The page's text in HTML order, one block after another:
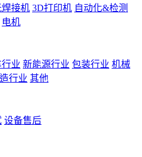
接机 3D打印机 自动化&检测
电机
业 新能源行业 包装行业 机械
行业 其他
设备售后